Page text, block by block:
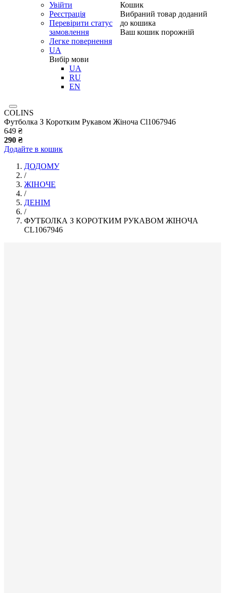
Увійти
Реєстрація
Перевірити статус
замовлення
Легке повернення
UA
Вибір мови
UA
RU
EN
Кошик
Вибраний товар доданий
до кошика
Ваш кошик порожній
COLINS
Футболка З Коротким Рукавом Жіноча Cl1067946
649 ₴
290 ₴
Додайте в кошик
ДОДОМУ
/
ЖІНОЧЕ
/
ДЕНІМ
/
ФУТБОЛКА З КОРОТКИМ РУКАВОМ ЖІНОЧА
CL1067946